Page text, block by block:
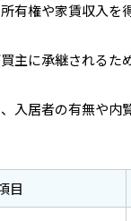
有権や家賃収入を
主に承継されるた
入居者の有無や内
目